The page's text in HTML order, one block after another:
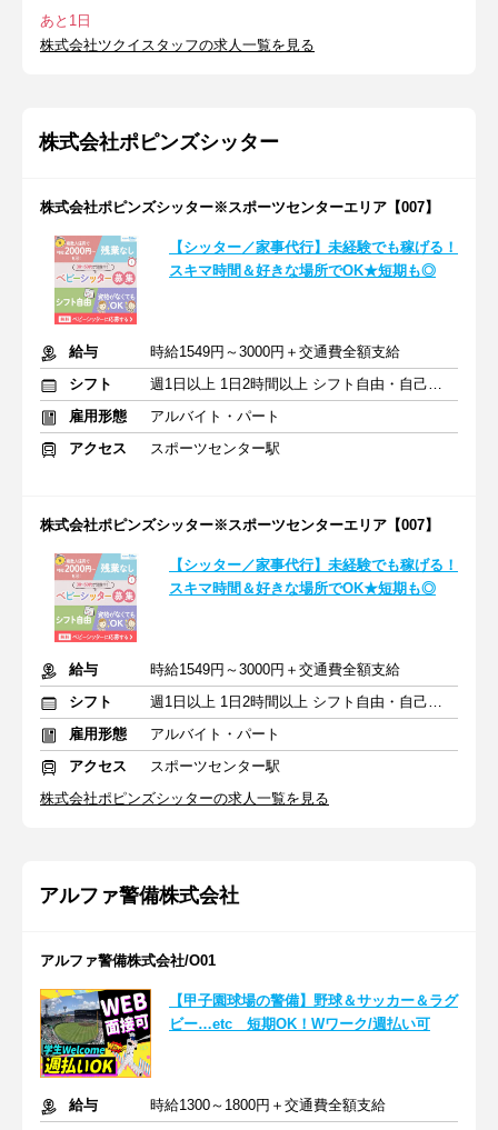
あと1日
株式会社ツクイスタッフの求人一覧を見る
株式会社ポピンズシッター
株式会社ポピンズシッター※スポーツセンターエリア【007】
【シッター／家事代行】未経験でも稼げる！
スキマ時間＆好きな場所でOK★短期も◎
給与
時給1549円～3000円＋交通費全額支給
シフト
週1日以上 1日2時間以上 シフト自由・自己申告
雇用形態
アルバイト・パート
アクセス
スポーツセンター駅
株式会社ポピンズシッター※スポーツセンターエリア【007】
【シッター／家事代行】未経験でも稼げる！
スキマ時間＆好きな場所でOK★短期も◎
給与
時給1549円～3000円＋交通費全額支給
シフト
週1日以上 1日2時間以上 シフト自由・自己申告
雇用形態
アルバイト・パート
アクセス
スポーツセンター駅
株式会社ポピンズシッターの求人一覧を見る
アルファ警備株式会社
アルファ警備株式会社/O01
【甲子園球場の警備】野球＆サッカー＆ラグ
ビー…etc 短期OK！Wワーク/週払い可
給与
時給1300～1800円＋交通費全額支給